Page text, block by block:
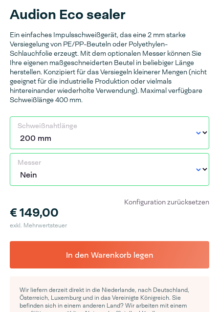
Audion Eco sealer
Ein einfaches Impulsschweißgerät, das eine 2 mm starke
Versiegelung von PE/PP-Beuteln oder Polyethylen-
Schlauchfolie erzeugt. Mit dem optionalen Messer können Sie
Ihre eigenen maßgeschneiderten Beutel in beliebiger Länge
herstellen. Konzipiert für das Versiegeln kleinerer Mengen (nicht
geeignet für die industrielle Produktion oder vielmals
hintereinander wiederholte Verwendung). Maximal verfügbare
Schweißlänge 400 mm.
Schweißnahtlänge
Messer
€ 149,00
exkl. Mehrwertsteuer
Konfiguration zurücksetzen
In den Warenkorb legen
Wir liefern derzeit direkt in die Niederlande, nach Deutschland,
Österreich, Luxemburg und in das Vereinigte Königreich. Sie
befinden sich in einem anderen Land? Wir arbeiten mit einem